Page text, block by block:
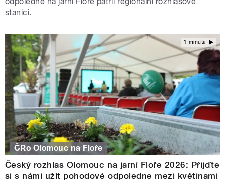
stanici.
1 minuta
ČRo Olomouc na Floře
Český rozhlas Olomouc na jarní Floře 2026: Přijďte
si s námi užít pohodové odpoledne mezi květinami